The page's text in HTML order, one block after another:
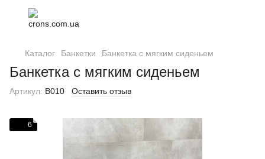
Каталог Банкетки Банкетка с мягким сиденьем
Банкетка с мягким сиденьем
Артикул: В010 Оставить отзыв
6